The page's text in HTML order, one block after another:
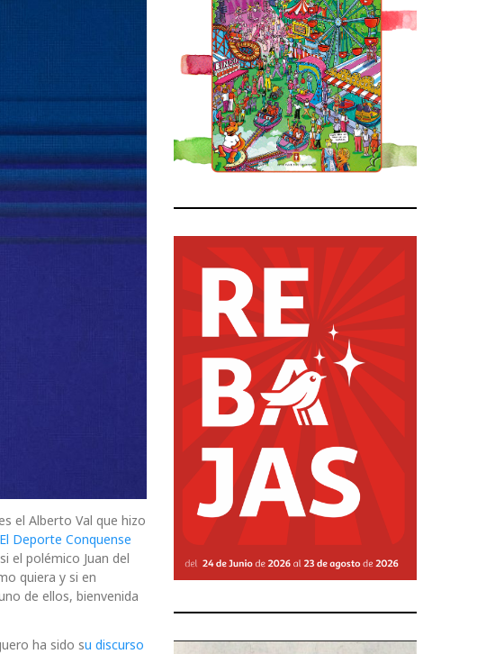
el Alberto Val que hizo
El Deporte Conquense
el polémico Juan del
quiera y si en
de ellos, bienvenida
ha sido su discurso